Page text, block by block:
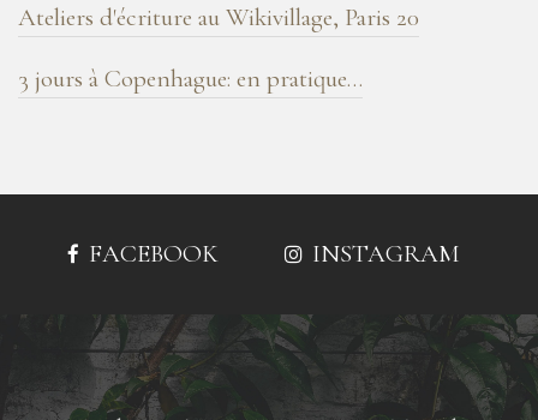
Ateliers d'écriture au Wikivillage, Paris 20
3 jours à Copenhague: en pratique…
FACEBOOK INSTAGRAM